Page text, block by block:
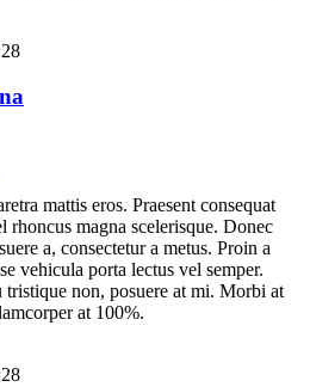
mattis eros. Praesent consequat
magna scelerisque. Donec
a, consectetur a metus. Proin a
vehicula porta lectus vel semper.
non, posuere at mi. Morbi at
at 100%.